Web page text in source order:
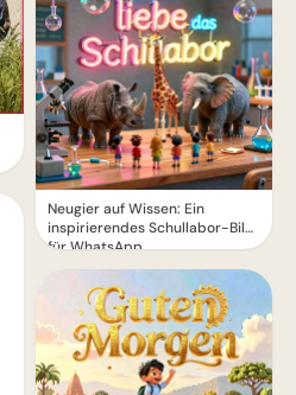
Neugier auf Wissen: Ein
inspirierendes Schullabor-Bild
für WhatsApp